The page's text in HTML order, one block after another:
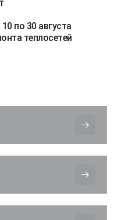
по 30 августа
теплосетей